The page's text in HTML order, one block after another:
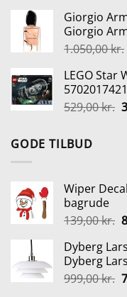
Giorgio
Giorgio
1.050,00kr.
LEGO Star
529,00kr.
GODE TILBUD
Wiper
bagrude
139,00kr.
Dyberg
Dyberg
999,00kr.